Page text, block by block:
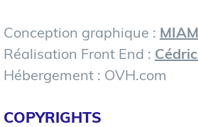
Conception graphique :
Réalisation Front End :
Hébergement : OVH.com
COPYRIGHTS